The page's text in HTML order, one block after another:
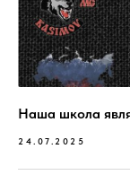
Наша школа
24.07.2025